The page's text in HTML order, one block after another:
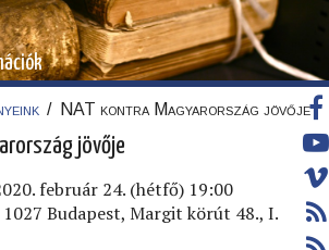
/ NAT kontra Magyarország jövője
jövője
február 24. (hétfő) 19:00
1027 Budapest, Margit körút 48., I.